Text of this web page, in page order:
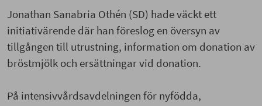
Jonathan Sanabria Othén (SD) hade väckt ett
initiativärende där han föreslog en översyn av
tillgången till utrustning, information om donation av
bröstmjölk och ersättningar vid donation.
På intensivvårdsavdelningen för nyfödda,